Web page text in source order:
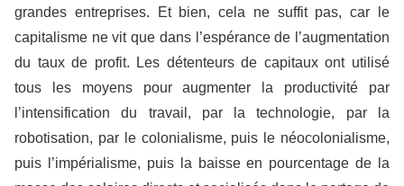
grandes entreprises. Et bien, cela ne suffit pas, car le
capitalisme ne vit que dans l’espérance de l’augmentation
du taux de profit. Les détenteurs de capitaux ont utilisé
tous les moyens pour augmenter la productivité par
l’intensification du travail, par la technologie, par la
robotisation, par le colonialisme, puis le néocolonialisme,
puis l’impérialisme, puis la baisse en pourcentage de la